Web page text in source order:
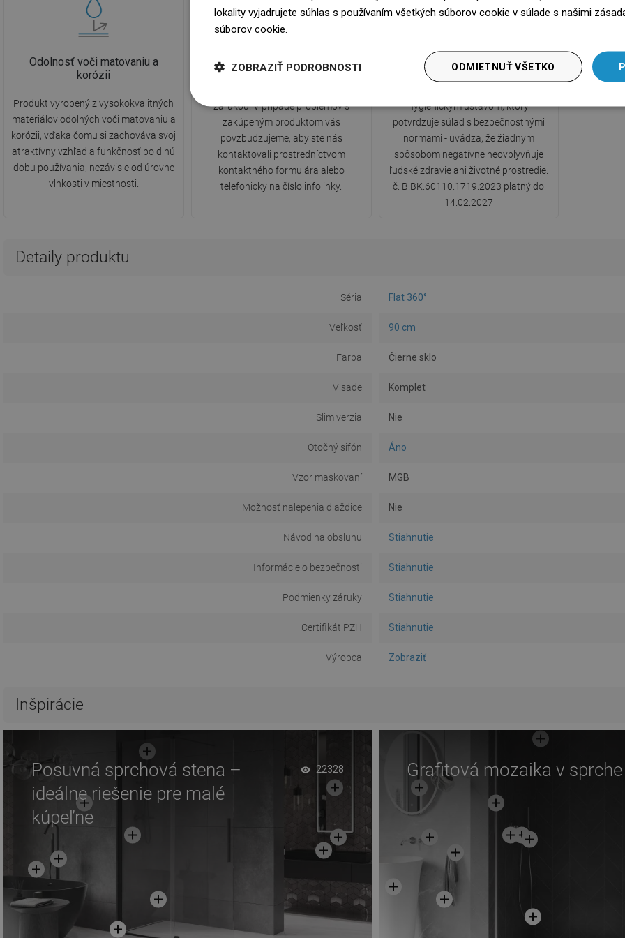
Odolnosť voči matovaniu a
korózii
Produkt vyrobený z vysokokvalitných
materiálov odolných voči matovaniu a
korózii, vďaka čomu si zachováva svoj
atraktívny vzhľad a funkčnosť po dlhú
dobu používania, nezávisle od úrovne
vlhkosti v miestnosti.
10 rokov záruka
zárukou. V prípade problémov s
zakúpeným produktom vás
povzbudzujeme, aby ste nás
kontaktovali prostredníctvom
kontaktného formulára alebo
telefonicky na číslo infolinky.
Hygienický certifikát PZH
hygienickým ústavom, ktorý
potvrdzuje súlad s bezpečnostnými
normami - uvádza, že žiadnym
spôsobom negatívne neovplyvňuje
ľudské zdravie ani životné prostredie.
č. B.BK.60110.1719.2023 platný do
14.02.2027
Detaily produktu
Séria Flat 360°
Veľkosť 90 cm
Farba Čierne sklo
V sade Komplet
Slim verzia Nie
Otočný sifón Áno
Vzor maskovaní MGB
Možnosť nalepenia dlaždice Nie
Návod na obsluhu Stiahnutie
Informácie o bezpečnosti Stiahnutie
Podmienky záruky Stiahnutie
Certifikát PZH Stiahnutie
Výrobca Zobraziť
Inšpirácie
Posuvná sprchová stena –
ideálne riešenie pre malé
kúpeľne
22328 Grafitová mozaika v sprche
lokality vyjadrujete súhlas s používaním všetkých súborov cookie v súlade s našimi
súborov cookie.
ODMIETNUŤ VŠETKO
ZOBRAZIŤ PODROBNOSTI